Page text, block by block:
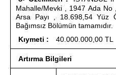
Mahalle/Mevki , 1947 Ada
Arsa Payı , 18.698,54 Yüz
Bağımsız Bölümün tamamıdır.
Kıymeti :
40.000.000,00 TL
Artırma Bilgileri